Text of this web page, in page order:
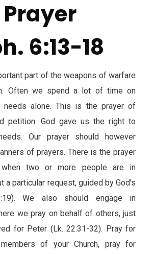
Prayer
6:13-18
part of the weapons of warfare
Often we spend a lot of time on
needs alone. This is the prayer of
petition. God gave us the right to
Our prayer should however
of prayers. There is the prayer
two or more people are in
a particular request, guided by God’s
We also should engage in
we pray on behalf of others, just
for Peter (Lk. 22:31-32). Pray for
of your Church, pray for